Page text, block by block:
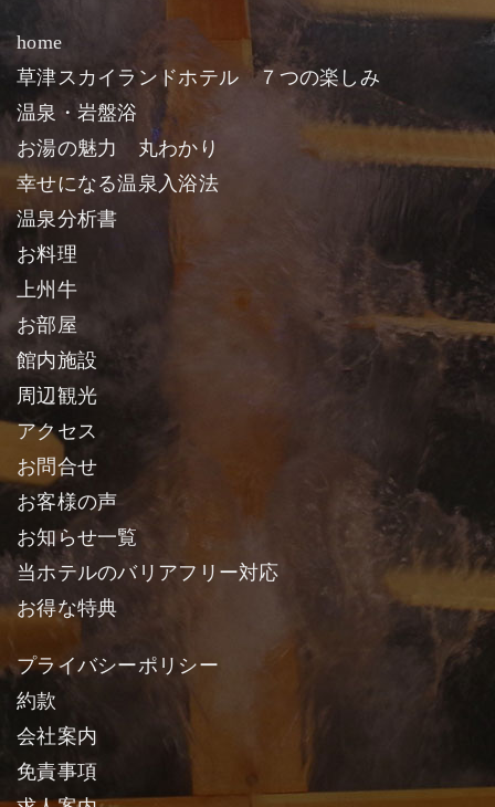
home
草津スカイランドホテル ７つの楽しみ
温泉・岩盤浴
お湯の魅力 丸わかり
幸せになる温泉入浴法
温泉分析書
お料理
上州牛
お部屋
館内施設
周辺観光
アクセス
お問合せ
お客様の声
お知らせ一覧
当ホテルのバリアフリー対応
お得な特典
プライバシーポリシー
約款
会社案内
免責事項